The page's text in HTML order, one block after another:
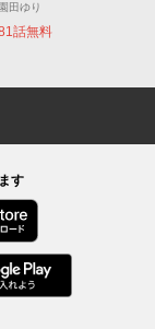
園田ゆり
話無料
す